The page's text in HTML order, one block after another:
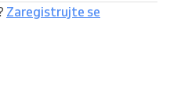
Zaregistrujte se